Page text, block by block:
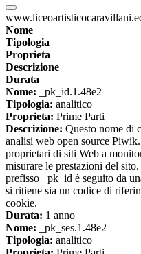
Nome
Tipologia
Proprieta
Descrizione
Durata
Nome: _pk_id.1.48e2
Tipologia: analitico
Proprieta: Prime Parti
Descrizione: Questo nome di
analisi web open source
proprietari di siti Web a
misurare le prestazioni del
prefisso _pk_id è seguito da
si ritiene sia un codice di
cookie.
Durata: 1 anno
Nome: _pk_ses.1.48e2
Tipologia: analitico